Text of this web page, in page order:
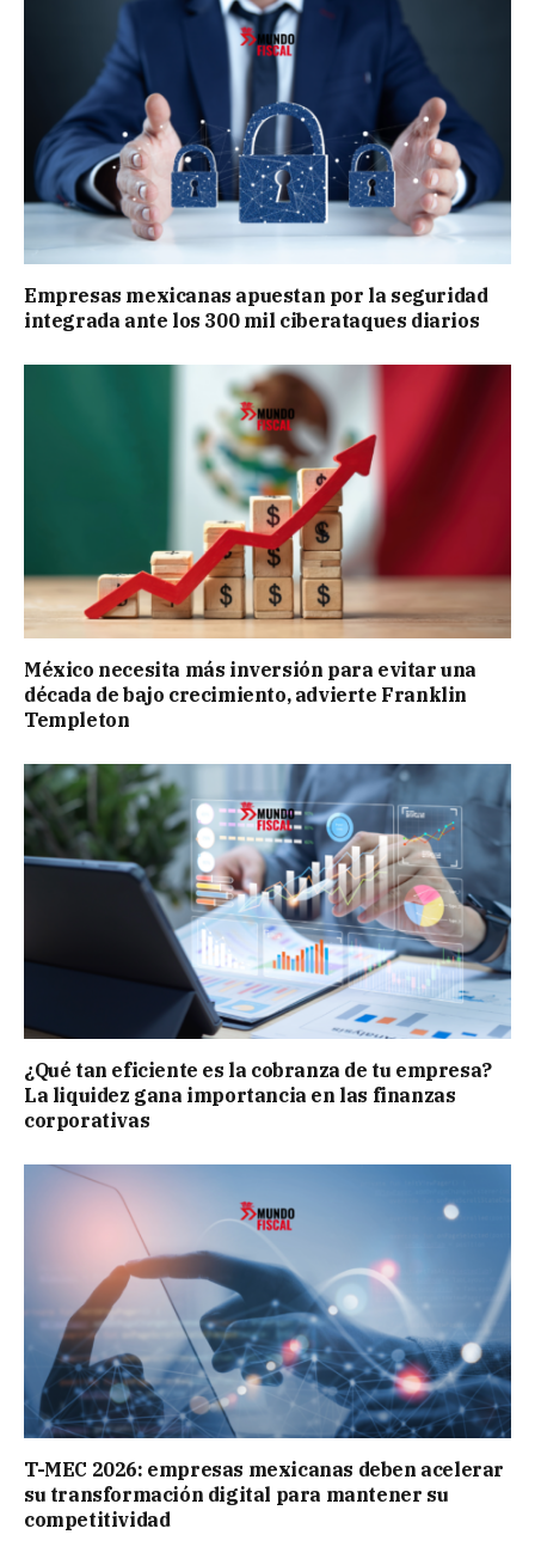
Empresas mexicanas apuestan por la seguridad
integrada ante los 300 mil ciberataques diarios
México necesita más inversión para evitar una
década de bajo crecimiento, advierte Franklin
Templeton
¿Qué tan eficiente es la cobranza de tu empresa?
La liquidez gana importancia en las finanzas
corporativas
T-MEC 2026: empresas mexicanas deben acelerar
su transformación digital para mantener su
competitividad